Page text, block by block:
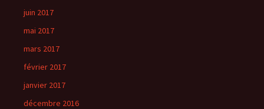
juin 2017
mai 2017
mars 2017
février 2017
janvier 2017
décembre 2016